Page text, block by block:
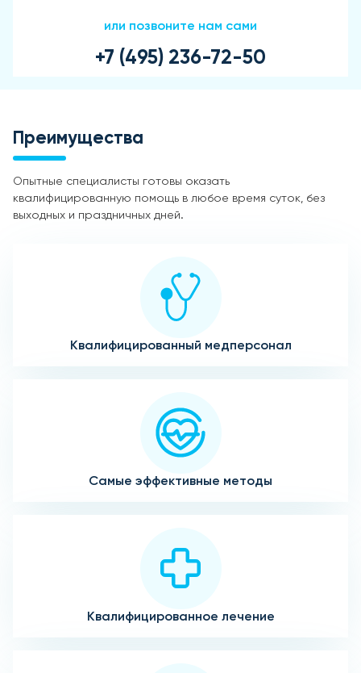
или позвоните нам сами
+7 (495) 236-72-50
Преимущества
Опытные специалисты готовы оказать
квалифицированную помощь в любое время суток, без
выходных и праздничных дней.
Квалифицированный медперсонал
Самые эффективные методы
Квалифицированное лечение